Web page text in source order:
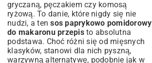
gryczaną, pęczakiem czy komosą
ryżową. To danie, które nigdy się nie
nudzi, a tensos paprykowo pomidorowy
do makaronu przepisto absolutna
podstawa. Choć różni się od mięsnych
klasyków, stanowi dla nich pyszną,
warzywną alternatywę, podobnie jak w